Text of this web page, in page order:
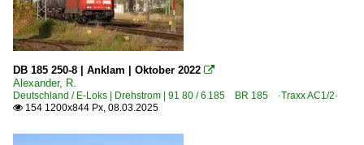
DB 185 250-8 | Anklam | Oktober 2022 
Alexander, R.
Deutschland / E-Loks | Drehstrom | 91 80 / 6 185 BR 185 ·Traxx AC1/2·
 154 1200x844 Px, 08.03.2025